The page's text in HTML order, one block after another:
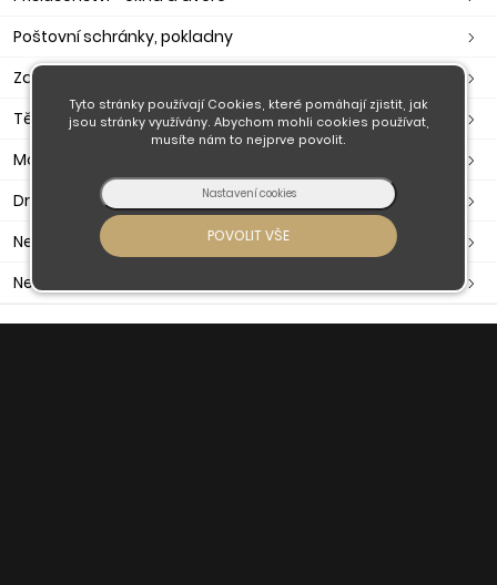
Poštovní schránky, pokladny
Zavírače, ramínka, otevírače
Těsnění dveřní, okenní, samolepící
Madla
Držáky madla
Nerezové zábradlí
Nerezové komponenty
Tyto stránky používají Cookies, které pomáhají zjistit, jak
jsou stránky využívány. Abychom mohli cookies používat,
musíte nám to nejprve povolit.